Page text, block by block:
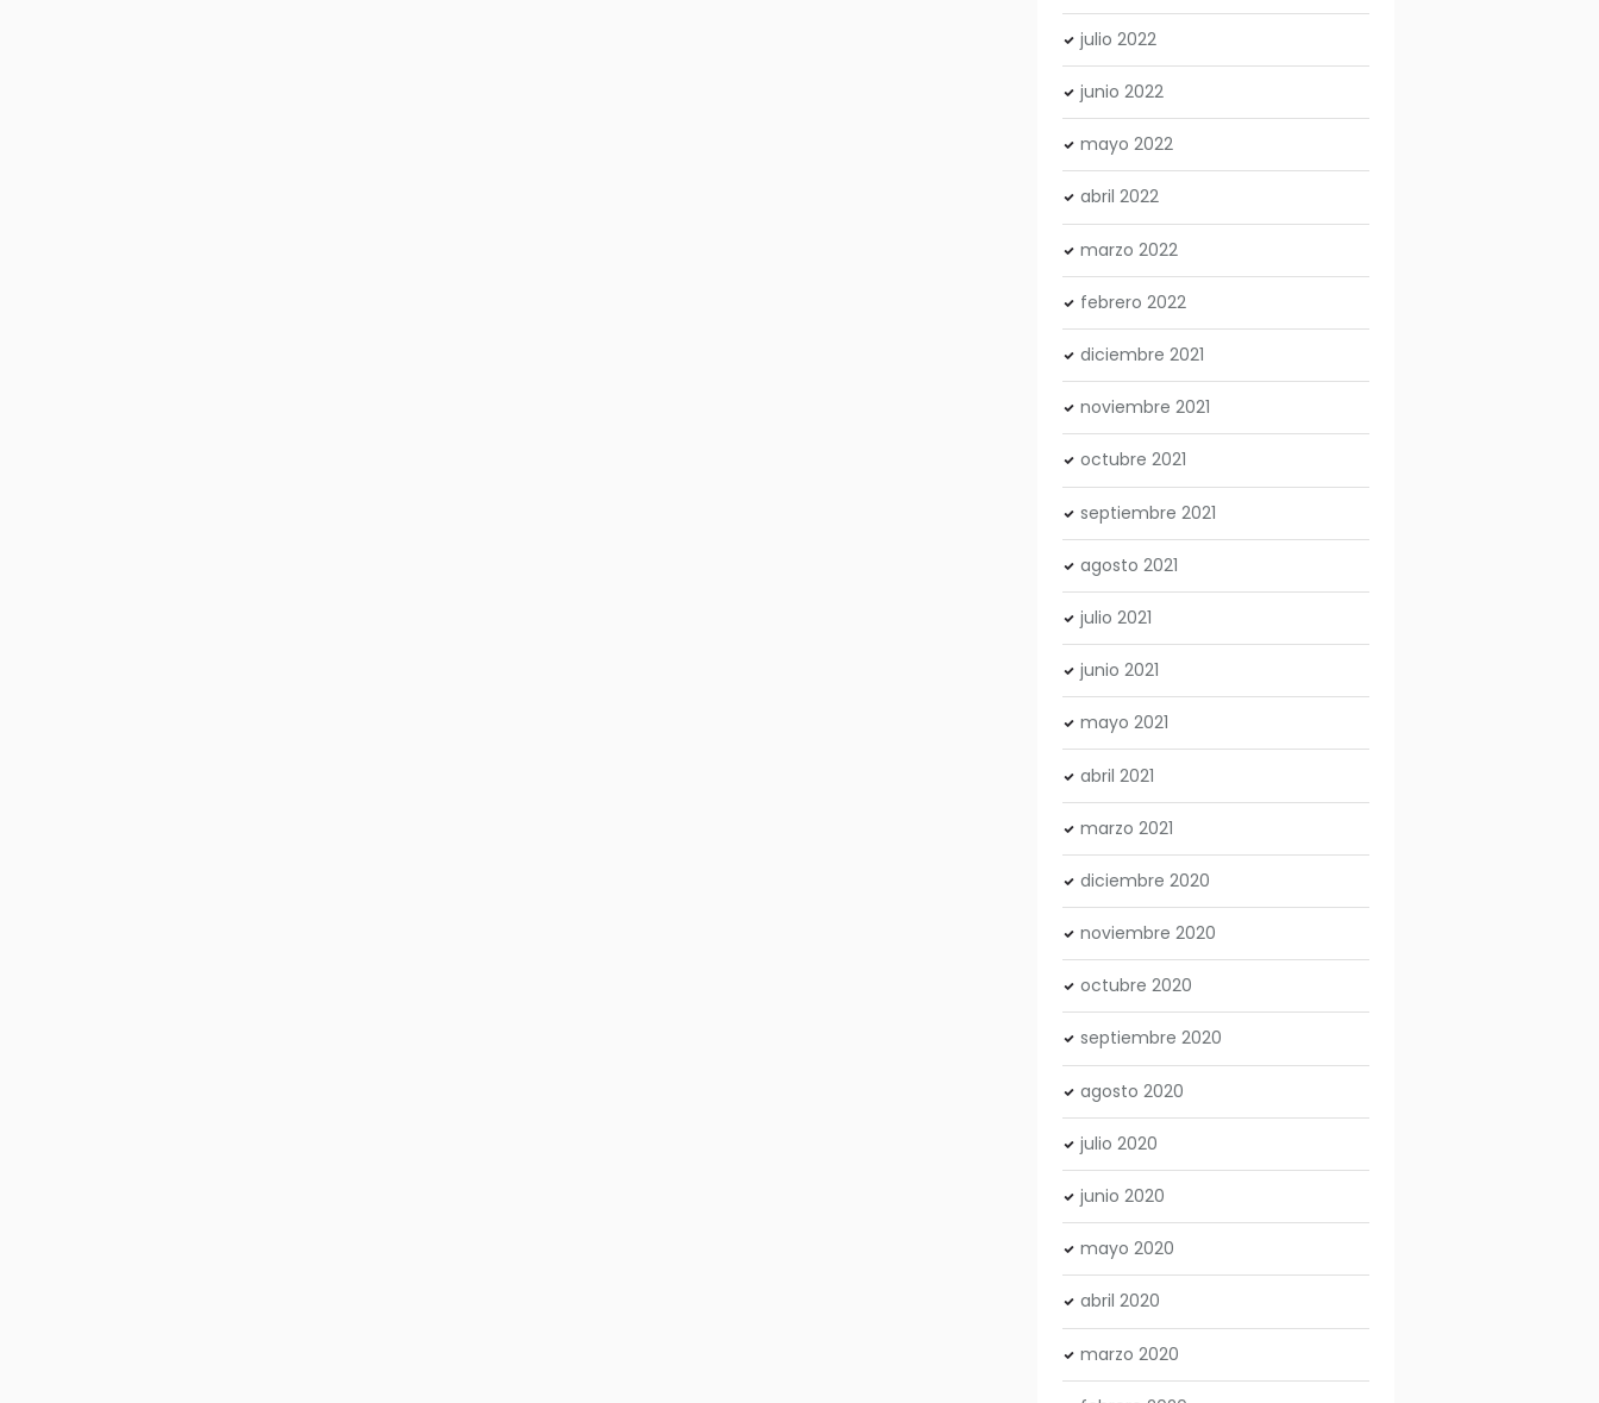
julio2022
junio2022
mayo2022
abril2022
marzo2022
febrero2022
diciembre2021
noviembre2021
octubre2021
septiembre2021
agosto2021
julio2021
junio2021
mayo2021
abril2021
marzo2021
diciembre2020
noviembre2020
octubre2020
septiembre2020
agosto2020
julio2020
junio2020
mayo2020
abril2020
marzo2020